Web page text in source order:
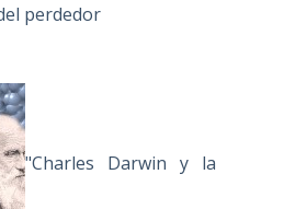
perdedor
"Charles Darwin y la